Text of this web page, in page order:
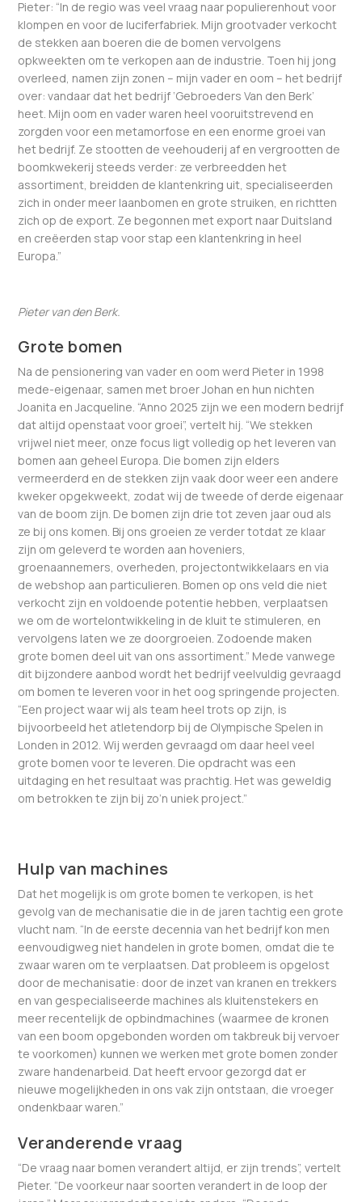
Pieter: “In de regio was veel vraag naar populierenhout voor
klompen en voor de luciferfabriek. Mijn grootvader verkocht
de stekken aan boeren die de bomen vervolgens
opkweekten om te verkopen aan de industrie. Toen hij jong
overleed, namen zijn zonen – mijn vader en oom – het bedrijf
over: vandaar dat het bedrijf ‘Gebroeders Van den Berk’
heet. Mijn oom en vader waren heel vooruitstrevend en
zorgden voor een metamorfose en een enorme groei van
het bedrijf. Ze stootten de veehouderij af en vergrootten de
boomkwekerij steeds verder: ze verbreedden het
assortiment, breidden de klantenkring uit, specialiseerden
zich in onder meer laanbomen en grote struiken, en richtten
zich op de export. Ze begonnen met export naar Duitsland
en creëerden stap voor stap een klantenkring in heel
Europa.”
Pieter van den Berk.
Grote bomen
Na de pensionering van vader en oom werd Pieter in 1998
mede-eigenaar, samen met broer Johan en hun nichten
Joanita en Jacqueline. “Anno 2025 zijn we een modern bedrijf
dat altijd openstaat voor groei”, vertelt hij. “We stekken
vrijwel niet meer, onze focus ligt volledig op het leveren van
bomen aan geheel Europa. Die bomen zijn elders
vermeerderd en de stekken zijn vaak door weer een andere
kweker opgekweekt, zodat wij de tweede of derde eigenaar
van de boom zijn. De bomen zijn drie tot zeven jaar oud als
ze bij ons komen. Bij ons groeien ze verder totdat ze klaar
zijn om geleverd te worden aan hoveniers,
groenaannemers, overheden, projectontwikkelaars en via
de webshop aan particulieren. Bomen op ons veld die niet
verkocht zijn en voldoende potentie hebben, verplaatsen
we om de wortelontwikkeling in de kluit te stimuleren, en
vervolgens laten we ze doorgroeien. Zodoende maken
grote bomen deel uit van ons assortiment.” Mede vanwege
dit bijzondere aanbod wordt het bedrijf veelvuldig gevraagd
om bomen te leveren voor in het oog springende projecten.
“Een project waar wij als team heel trots op zijn, is
bijvoorbeeld het atletendorp bij de Olympische Spelen in
Londen in 2012. Wij werden gevraagd om daar heel veel
grote bomen voor te leveren. Die opdracht was een
uitdaging en het resultaat was prachtig. Het was geweldig
om betrokken te zijn bij zo’n uniek project.”
Hulp van machines
Dat het mogelijk is om grote bomen te verkopen, is het
gevolg van de mechanisatie die in de jaren tachtig een grote
vlucht nam. “In de eerste decennia van het bedrijf kon men
eenvoudigweg niet handelen in grote bomen, omdat die te
zwaar waren om te verplaatsen. Dat probleem is opgelost
door de mechanisatie: door de inzet van kranen en trekkers
en van gespecialiseerde machines als kluitenstekers en
meer recentelijk de opbindmachines (waarmee de kronen
van een boom opgebonden worden om takbreuk bij vervoer
te voorkomen) kunnen we werken met grote bomen zonder
zware handenarbeid. Dat heeft ervoor gezorgd dat er
nieuwe mogelijkheden in ons vak zijn ontstaan, die vroeger
ondenkbaar waren.”
Veranderende vraag
“De vraag naar bomen verandert altijd, er zijn trends”, vertelt
Pieter. “De voorkeur naar soorten verandert in de loop der